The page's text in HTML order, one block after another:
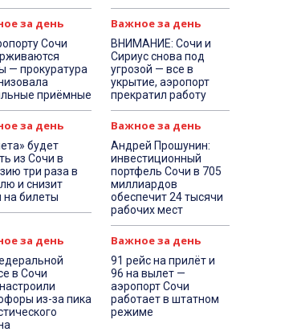
за день
Сочи
— прокуратура
приёмные
Важное за день
ВНИМАНИЕ: Сочи и
Сириус снова под
угрозой — все в
укрытие, аэропорт
прекратил работу
за день
будет
из Сочи в
три раза в
и снизит
на билеты
Важное за день
Андрей Прошунин:
инвестиционный
портфель Сочи в 705
миллиардов
обеспечит 24 тысячи
рабочих мест
за день
в Сочи
из-за пика
Важное за день
91 рейс на прилёт и
96 на вылет —
аэропорт Сочи
работает в штатном
режиме